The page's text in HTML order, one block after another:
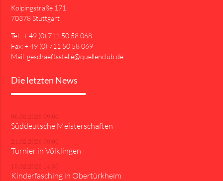
Kolpingstraße 171
70378 Stuttgart
Tel.: + 49 (0) 711 50 58 068
Fax: + 49 (0) 711 50 58 069
Mail: geschaeftsstelle@quellenclub.de
Die letzten News
06.03.2026 09:00
Süddeutsche Meisterschaften
21.02.2026 09:00
Turnier in Völklingen
15.02.2026 14:30
Kinderfasching in Obertürkheim